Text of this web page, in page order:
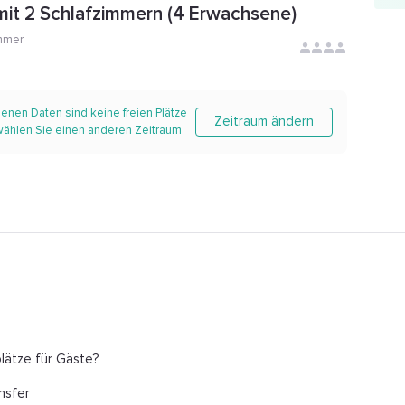
2 Schlafzimmern (4 Erwachsene)
Daten sind keine freien Plätze
Sie einen anderen Zeitraum
Zeitraum ändern
für Gäste?